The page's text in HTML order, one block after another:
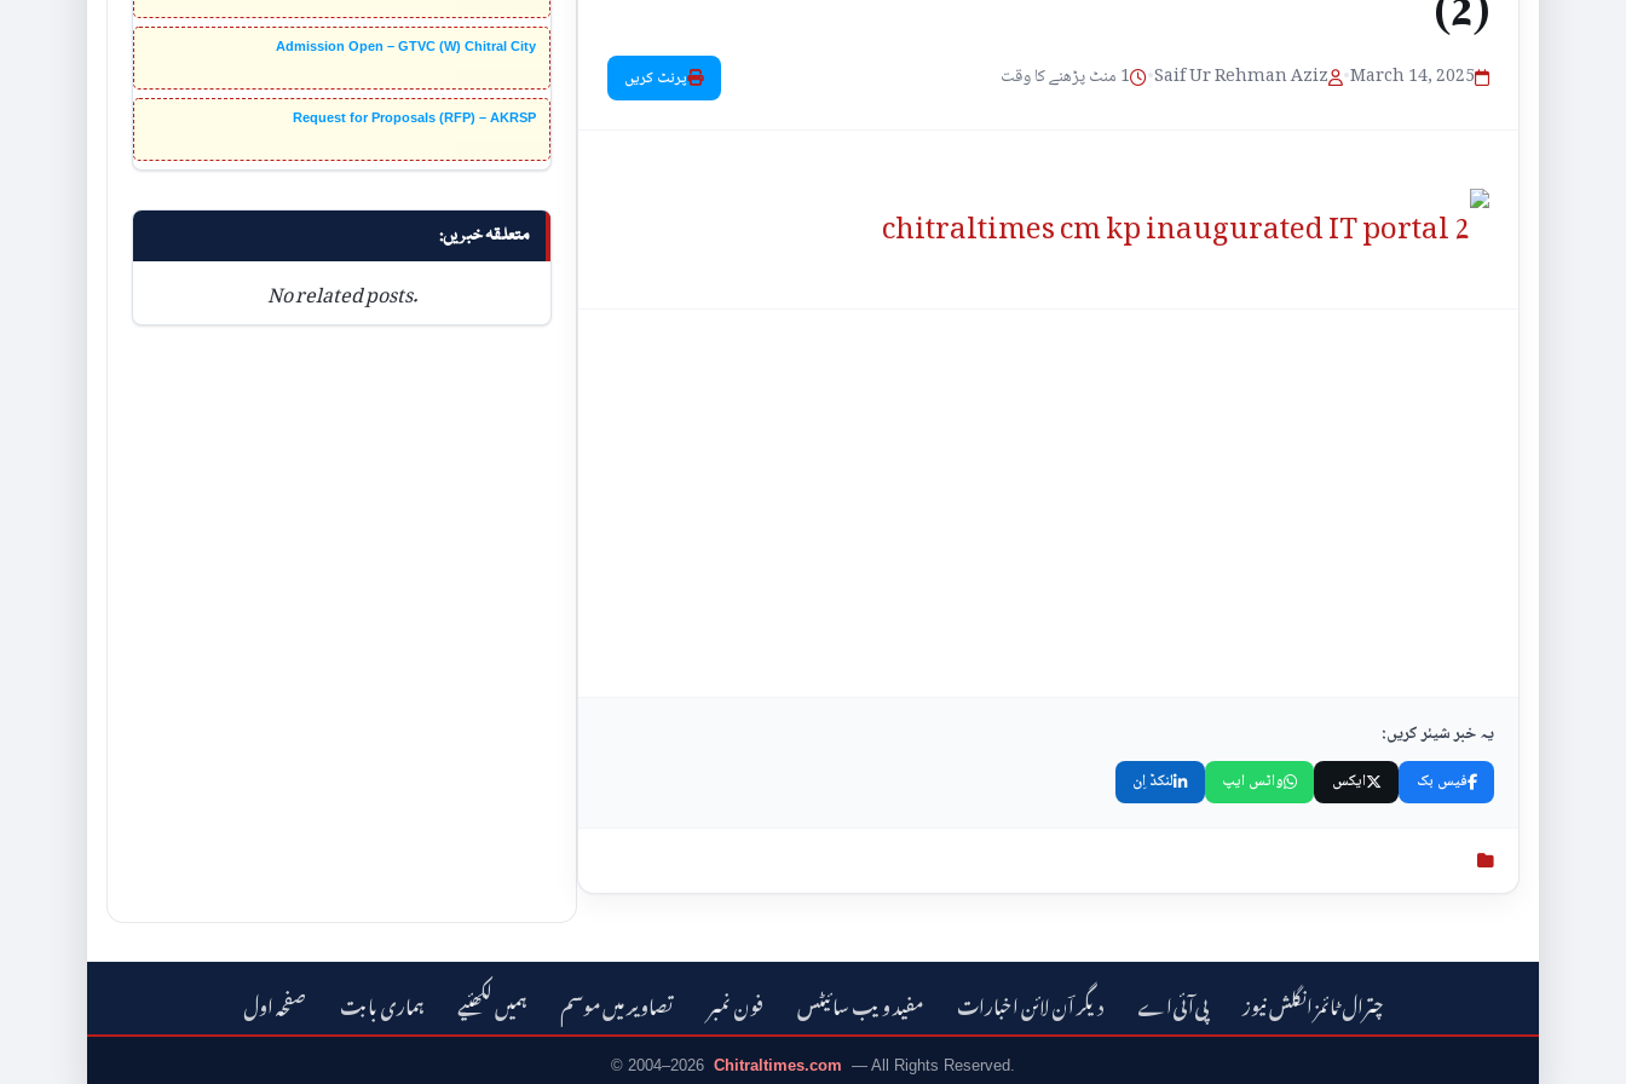
Admission Open – GTVC (W) Chitral City
Request for Proposals (RFP) – AKRSP
متعلقہ خبریں:
No related posts.
March 14, 2025
•
Saif Ur Rehman Aziz
• 1 منٹ پڑھنے کا وقت پرنٹ کریں
یہ خبر شیئر کریں:
فیس بک ایکس واٹس ایپ لنکڈ اِن
صفحہ اول ہماری بابت ہمیں لکھئیے تصاویر میں موسم فون نمبر مفید ویب سائیٹس دیگر اؔن لائن اخبارات پی‌آئی‌اے‎ چترال ٹائمز انگلش نیوز
© 2004–2026 Chitraltimes.com — All Rights Reserved.